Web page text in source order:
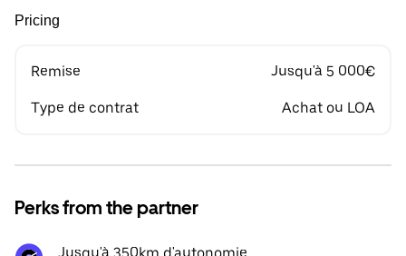
Pricing
Remise Jusqu'à 5 000€
Type de contrat Achat ou LOA
Perks from the partner